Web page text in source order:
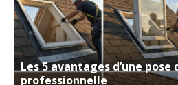
Les 5 avantages d’une
professionnelle